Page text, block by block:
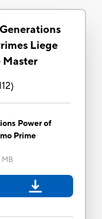
Liege
Master
)
Power of
Prime
MB